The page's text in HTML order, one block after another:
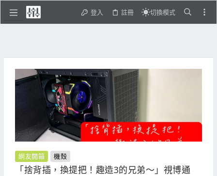
登入 註冊 切換模式
網友開箱 機殼
「捨背插，換提把！趣造3的兄弟～」視博通